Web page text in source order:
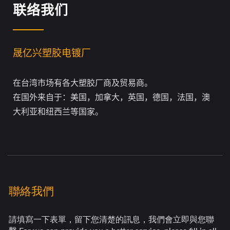
联络我们
晟亿兴塑胶电镀厂
在台湾市场有各大塑胶厂商及贸易商。
在国外来自于：美国，加拿大，英国，德国，法国，澳
大利亚和纽西兰等国家。